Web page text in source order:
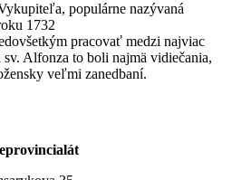
populárne nazývaná
1732
pracovať medzi najviac
Alfonza to boli najmä vidiečania,
veľmi zanedbaní.